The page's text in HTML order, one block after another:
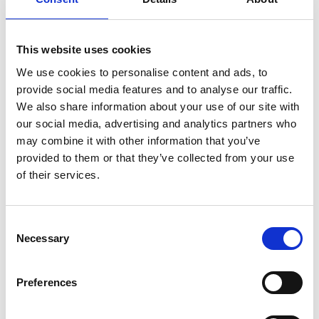
This website uses cookies
We use cookies to personalise content and ads, to
provide social media features and to analyse our traffic.
We also share information about your use of our site with
our social media, advertising and analytics partners who
may combine it with other information that you’ve
provided to them or that they’ve collected from your use
of their services.
Selection
Necessary
Preferences
Zaufany przez pracowników służby zdrowia na
wszystkich rynkach opieki zdrowotnej.
Niezawodność
Ponad 20 lat doświadczenia, wiodąca w branży
Zrównoważony rozwój